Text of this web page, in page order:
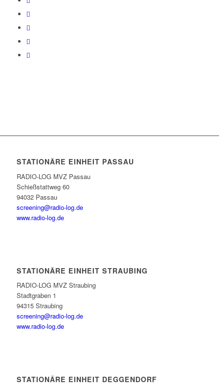
STATIONÄRE EINHEIT PASSAU
RADIO-LOG MVZ Passau
Schießstattweg 60
94032 Passau
screening@radio-log.de
www.radio-log.de
STATIONÄRE EINHEIT STRAUBING
RADIO-LOG MVZ Straubing
Stadtgraben 1
94315 Straubing
screening@radio-log.de
www.radio-log.de
STATIONÄRE EINHEIT DEGGENDORF